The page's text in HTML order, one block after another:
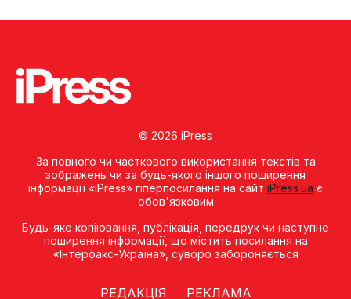
© 2026 iPress
За повного чи часткового використання текстів та
зображень чи за будь-якого іншого поширення
інформації «iPress» гіперпосилання на сайт iPress.ua є
обов'язковим
Будь-яке копiювання, публiкацiя, передрук чи наступне
поширення iнформацiї, що мiстить посилання на
«Iнтерфакс-Україна», суворо забороняється
РЕДАКЦІЯ РЕКЛАМА